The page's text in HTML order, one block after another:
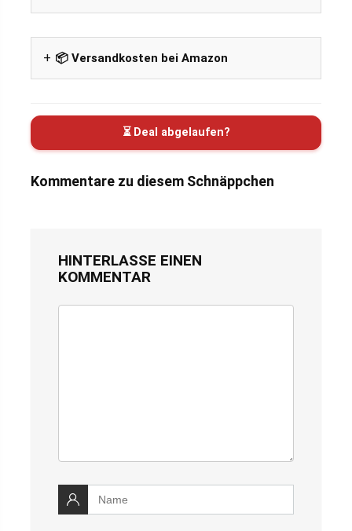
📦 Versandkosten bei Amazon
⏳ Deal abgelaufen?
Kommentare zu diesem Schnäppchen
HINTERLASSE EINEN
KOMMENTAR